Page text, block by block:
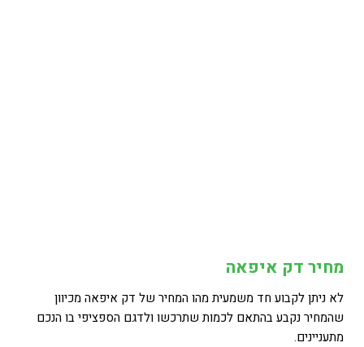
מחיר דק איפאה
לא ניתן לקבוע חד משמעית מהו המחיר של דק איפאה מכיוון
שהמחיר נקבע בהתאם לכמות שתרכשו ולדגם הספציפי בו הנכם
מתעניינים.